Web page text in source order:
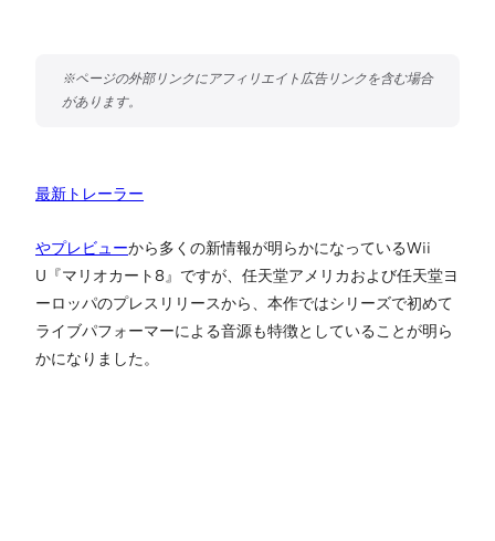
最新トレーラー
やプレビューから多くの新情報が明らかになっているWii
U『マリオカート8』ですが、任天堂アメリカおよび任天堂ヨ
ーロッパのプレスリリースから、本作ではシリーズで初めて
ライブパフォーマーによる音源も特徴としていることが明ら
かになりました。